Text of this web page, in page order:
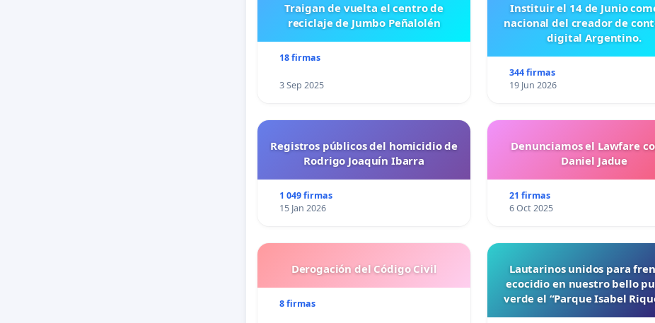
Traigan de vuelta el centro de
reciclaje de Jumbo Peñalolén
18 firmas
3 Sep 2025
Instituir el 14 de Junio
nacional del creador de
digital Argentino.
344 firmas
19 Jun 2026
Registros públicos del homicidio de
Rodrigo Joaquín Ibarra
1 049 firmas
15 Jan 2026
Denunciamos el Lawfare
Daniel Jadue
21 firmas
6 Oct 2025
Derogación del Código Civil
8 firmas
Lautarinos unidos para
ecocidio en nuestro bello
verde el “Parque Isabel